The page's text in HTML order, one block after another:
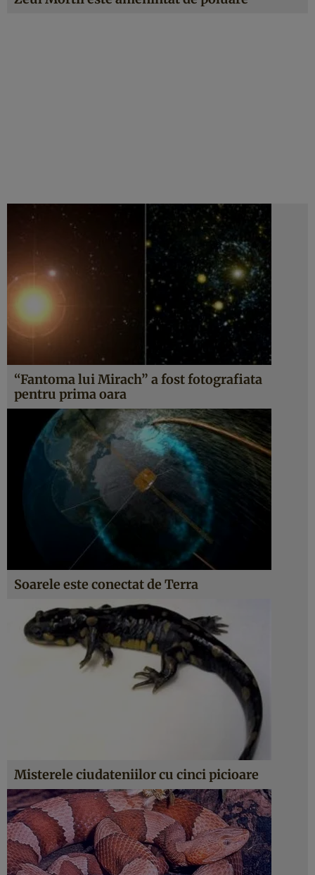
“Fantoma lui Mirach” a fost fotografiata
pentru prima oara
Soarele este conectat de Terra
Misterele ciudateniilor cu cinci picioare